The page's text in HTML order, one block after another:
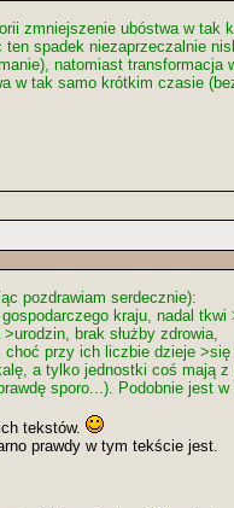
zmniejszenie ubóstwa w tak
spadek niezaprzeczalnie
natomiast transformacja
w tak samo krótkim czasie
pozdrawiam serdecznie):
kraju, nadal
brak służby zdrowia,
choć przy ich liczbie dzieje
a tylko jednostki coś mają z
sporo...). Podobnie jest w
tekstów.
prawdy w tym tekście jest.